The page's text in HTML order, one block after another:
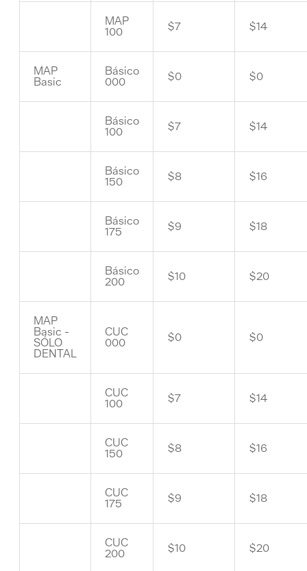
MAP
100 $7 $14
MAP
Basic
Básico
000 $0 $0
Básico
100 $7 $14
Básico
150 $8 $16
Básico
175 $9 $18
Básico
200 $10 $20
MAP
Basic -
SÓLO
DENTAL
CUC
000 $0 $0
CUC
100 $7 $14
CUC
150 $8 $16
CUC
175 $9 $18
CUC
200 $10 $20